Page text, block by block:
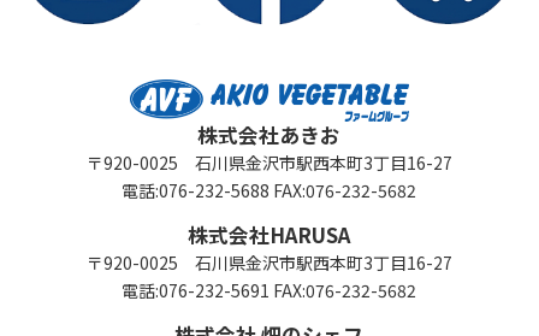
株式会社あきお
〒920-0025 石川県金沢市駅西本町3丁目16-27
電話:076-232-5688 FAX:076-232-5682
株式会社HARUSA
〒920-0025 石川県金沢市駅西本町3丁目16-27
電話:076-232-5691 FAX:076-232-5682